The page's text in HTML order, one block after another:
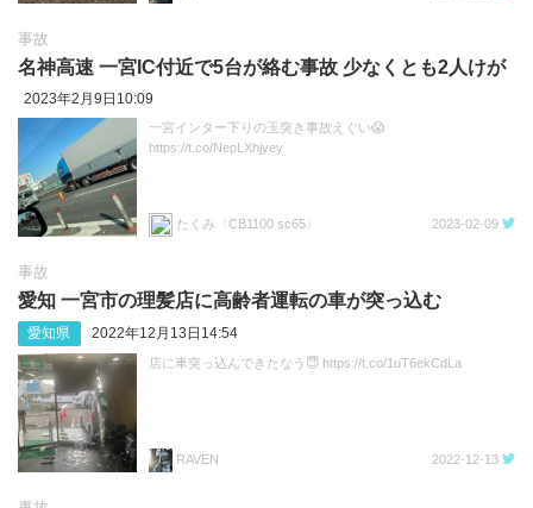
事故
名神高速 一宮IC付近で5台が絡む事故 少なくとも2人けが
2023年2月9日10:09
一宮インター下りの玉突き事故えぐい😱
https://t.co/NepLXhjyey
たくみ〈CB1100 sc65〉 2023-02-09
事故
愛知 一宮市の理髪店に高齢者運転の車が突っ込む
愛知県 2022年12月13日14:54
店に車突っ込んできたなう😇 https://t.co/1uT6ekCdLa
RAVEN 2022-12-13